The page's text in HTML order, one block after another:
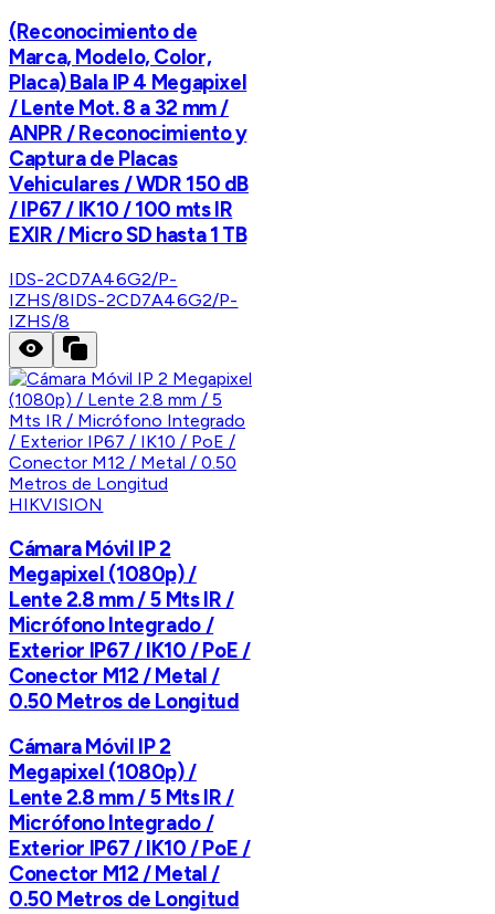
(Reconocimiento de
Marca, Modelo, Color,
Placa) Bala IP 4 Megapixel
/ Lente Mot. 8 a 32 mm /
ANPR / Reconocimiento y
Captura de Placas
Vehiculares / WDR 150 dB
/ IP67 / IK10 / 100 mts IR
EXIR / Micro SD hasta 1 TB
IDS-2CD7A46G2/P-
IZHS/8IDS-2CD7A46G2/P-
IZHS/8
HIKVISION
Cámara Móvil IP 2
Megapixel (1080p) /
Lente 2.8 mm / 5 Mts IR /
Micrófono Integrado /
Exterior IP67 / IK10 / PoE /
Conector M12 / Metal /
0.50 Metros de Longitud
Cámara Móvil IP 2
Megapixel (1080p) /
Lente 2.8 mm / 5 Mts IR /
Micrófono Integrado /
Exterior IP67 / IK10 / PoE /
Conector M12 / Metal /
0.50 Metros de Longitud